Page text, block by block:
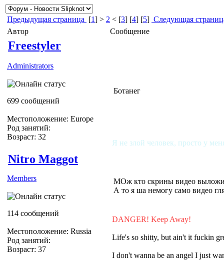
Предыдущая страница [1] > 2 < [3] [4] [5] Следующая
Автор
Сообщение
Freestyler
Administrators
699 сообщений
Местоположение: Europe
Род занятий:
Возраст: 32
Ботанег
Я не злой человек, просто у
Nitro Maggot
Members
114 сообщений
Местоположение: Russia
Род занятий:
Возраст: 37
МОж кто скрины видео
А то я ша немогу само видео
DANGER! Keep Away!
Life's so shitty, but ain't it fuckin
I don't wanna be an angel I just